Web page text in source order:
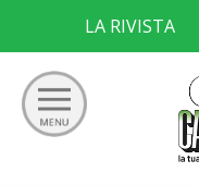
content
LA RIVISTA